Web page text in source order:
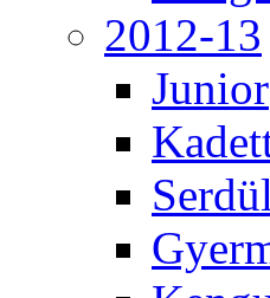
2012-13
Junior